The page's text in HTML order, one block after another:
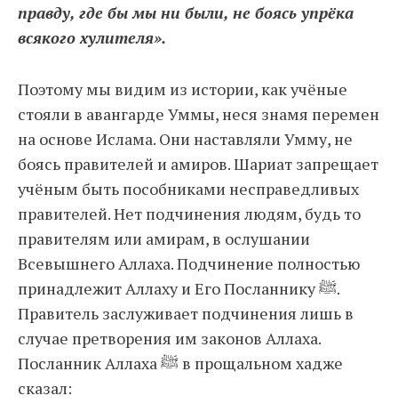
правду, где бы мы ни были, не боясь упрёка
всякого хулителя».
Поэтому мы видим из истории, как учёные
стояли в авангарде Уммы, неся знамя перемен
на основе Ислама. Они наставляли Умму, не
боясь правителей и амиров. Шариат запрещает
учёным быть пособниками несправедливых
правителей. Нет подчинения людям, будь то
правителям или амирам, в ослушании
Всевышнего Аллаха. Подчинение полностью
принадлежит Аллаху и Его Посланнику ﷺ.
Правитель заслуживает подчинения лишь в
случае претворения им законов Аллаха.
Посланник Аллаха ﷺ в прощальном хадже
сказал: